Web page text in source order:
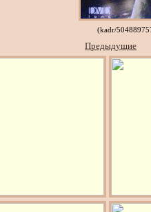
(kadr/
Предыдущие